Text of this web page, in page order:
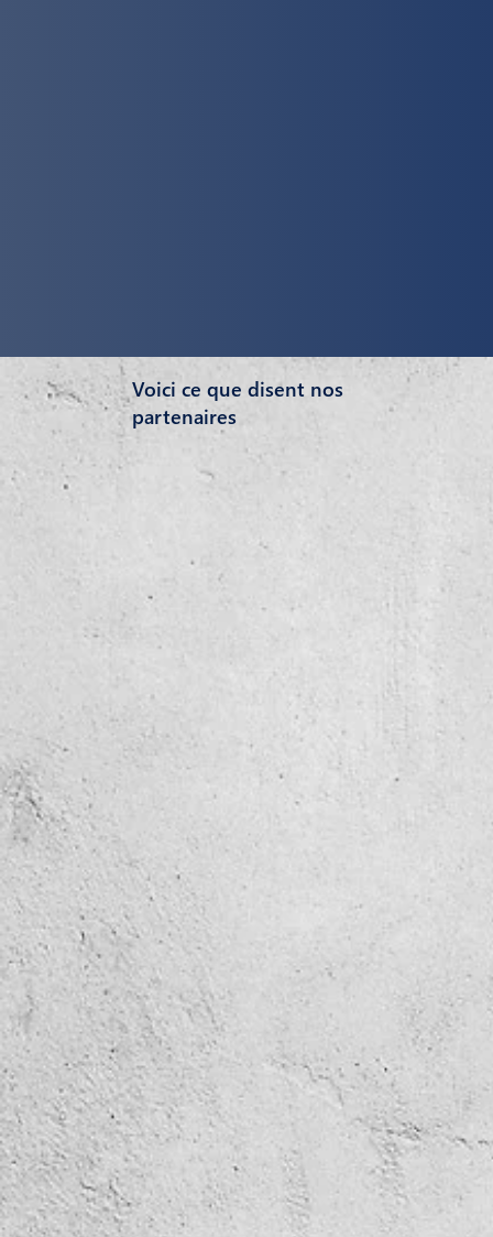
Voici ce que disent nos
partenaires